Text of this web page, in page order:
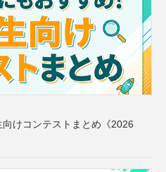
けコンテストまとめ《2026